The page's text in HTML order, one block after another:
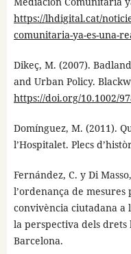
https://lhdigital.cat/
comunitaria-ya-es-una-
Dikeç, M. (2007).
and Urban Policy.
https://doi.org/10.1002/
Domínguez, M. (2011).
l’Hospitalet. Plecs
Fernández, C. y Di
l’ordenança de
convivència ciutadana a
la perspectiva dels
Barcelona.